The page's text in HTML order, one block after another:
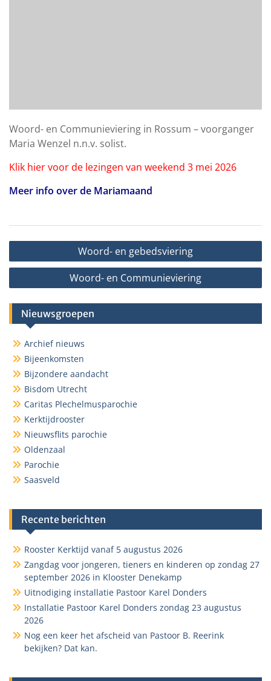
Woord- en Communieviering in Rossum – voorganger
Maria Wenzel n.n.v. solist.
Klik hier voor de lezingen van weekend 3 mei 2026
Meer info over de Mariamaand
Bericht
navigatie
Woord- en gebedsviering
Woord- en Communieviering
Nieuwsgroepen
Archief nieuws
Bijeenkomsten
Bijzondere aandacht
Bisdom Utrecht
Caritas Plechelmusparochie
Kerktijdrooster
Nieuwsflits parochie
Oldenzaal
Parochie
Saasveld
Recente berichten
Rooster Kerktijd vanaf 5 augustus 2026
Zangdag voor jongeren, tieners en kinderen op zondag 27
september 2026 in Klooster Denekamp
Uitnodiging installatie Pastoor Karel Donders
Installatie Pastoor Karel Donders zondag 23 augustus
2026
Nog een keer het afscheid van Pastoor B. Reerink
bekijken? Dat kan.